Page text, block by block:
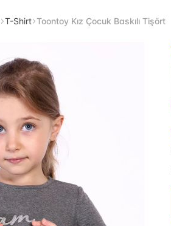
T-Shirt Toontoy Kız Çocuk Baskılı Tişört